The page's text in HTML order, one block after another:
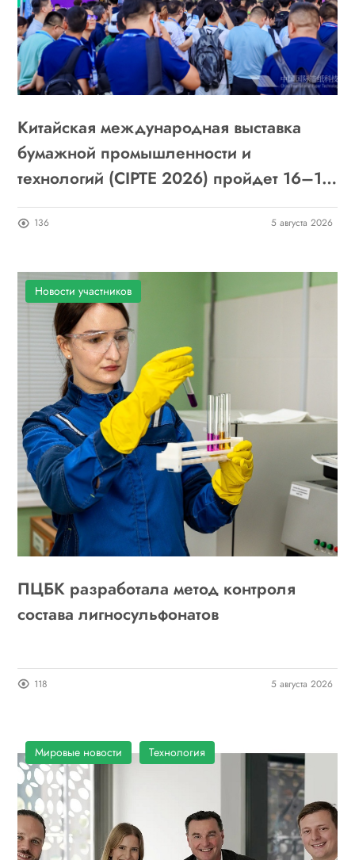
Китайская международная выставка
бумажной промышленности и
технологий (CIPTE 2026) пройдет 16–18
сентября в Ухане: приглашаем к участию
136 5 августа 2026
Новости участников
ПЦБК разработала метод контроля
состава лигносульфонатов
118 5 августа 2026
Мировые новости Технология